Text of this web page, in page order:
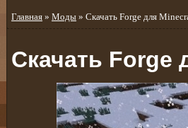
Главная » Моды » Скачать Forge для
Скачать Forge